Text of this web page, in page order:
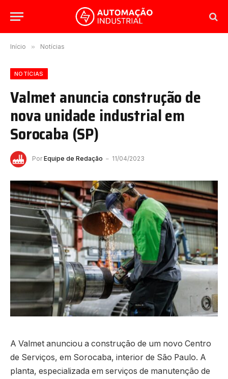
Início » Notícias
NOTÍCIAS
Valmet anuncia construção de
nova unidade industrial em
Sorocaba (SP)
Por Equipe de Redação 11/04/2023
A Valmet anunciou a construção de um novo Centro
de Serviços, em Sorocaba, interior de São Paulo. A
planta, especializada em serviços de manutenção de